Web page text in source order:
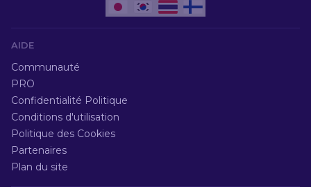
AIDE
Communauté
PRO
Confidentialité Politique
Conditions d'utilisation
Politique des Cookies
Partenaires
Plan du site